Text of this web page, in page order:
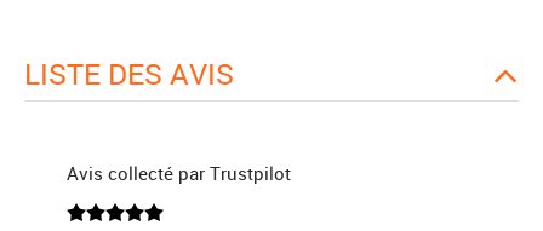
LISTE DES AVIS
Avis collecté par Trustpilot